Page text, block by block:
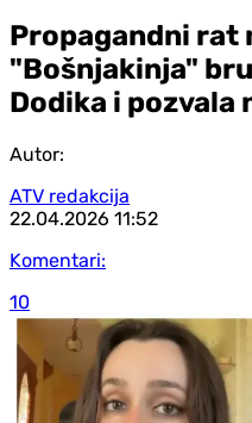
Propagandni rat
"Bošnjakinja"
Dodika i pozvala
Autor:
ATV redakcija
22.04.2026 11:52
Komentari:
10